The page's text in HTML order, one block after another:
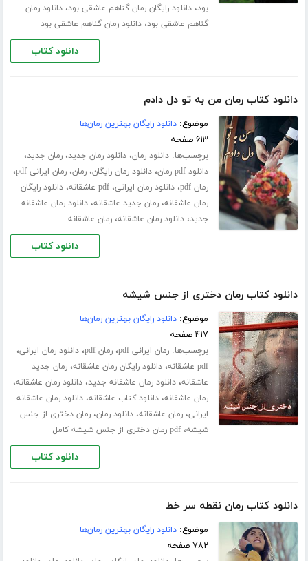
بود،دانلود رایگان رمان گناهم عاشقی بود،دانلود رمان
گناهم عاشقی بود،دانلود رمان گناهم عاشقی بود
دانلود کتاب
دانلود کتاب رمان من به تو دل دادم
موضوع:دانلود رایگان بهترین رمان‌ها
۶۱۳ صفحه
برچسب‌ها:دانلود رمان،دانلود رمان جدید،رمان جدید،
دانلود pdf رمان ،دانلود رمان رایگان،رمان،رمان ایرانی pdf ،
رمان pdf ،دانلود رمان ایرانی،pdf عاشقانه ،دانلود رایگان
رمان عاشقانه،رمان جدید عاشقانه،دانلود رمان عاشقانه
جدید،دانلود رمان عاشقانه،رمان عاشقانه
دانلود کتاب
دانلود کتاب رمان دختری از جنس شیشه
موضوع:دانلود رایگان بهترین رمان‌ها
۴۱۷ صفحه
برچسب‌ها:رمان ایرانی pdf ،رمان pdf ،دانلود رمان ایرانی،
pdf عاشقانه ،دانلود رایگان رمان عاشقانه،رمان جدید
عاشقانه،دانلود رمان عاشقانه جدید،دانلود رمان عاشقانه،
رمان عاشقانه،دانلود کتاب عاشقانه،دانلود رمان عاشقانه
ایرانی،رمان عاشقانه،دانلود رمان،رمان دختری از جنس
شیشه،pdf رمان دختری از جنس شیشه کامل
دانلود کتاب
دانلود کتاب رمان نقطه سر خط
موضوع:دانلود رایگان بهترین رمان‌ها
۷۸۲ صفحه